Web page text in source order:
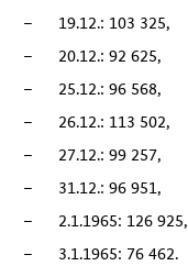
–
19.12.: 103 325,
–
20.12.: 92 625,
–
25.12.: 96 568,
–
26.12.: 113 502,
–
27.12.: 99 257,
–
31.12.: 96 951,
–
2.1.1965: 126 925,
–
3.1.1965: 76 462.